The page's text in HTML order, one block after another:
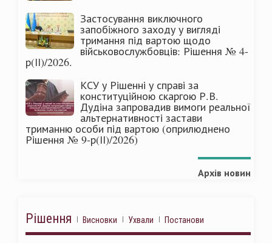
Застосування виключного
запобіжного заходу у вигляді
тримання під вартою щодо
військовослужбовців: Рішення № 4-
р(ІІ)/2026.
КСУ у Рішенні у справі за
конституційною скаргою Р.В.
Дудіна запровадив вимоги реальної
альтернативності застави
триманню особи під вартою (оприлюднено
Рішення № 9-р(ІІ)/2026)
Архів новин
Рішення Висновки Ухвали Постанови